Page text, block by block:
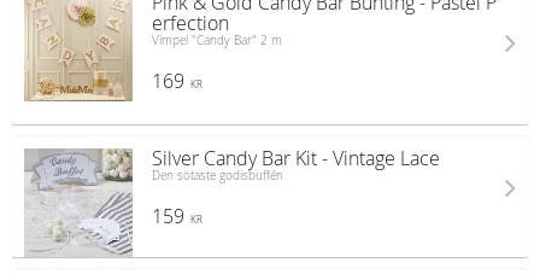
erfection
Vimpel "Candy Bar" 2 m
169 KR
Silver Candy Bar Kit - Vintage Lace
Den sötaste godisbuffén
159 KR